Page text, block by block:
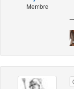
Membre